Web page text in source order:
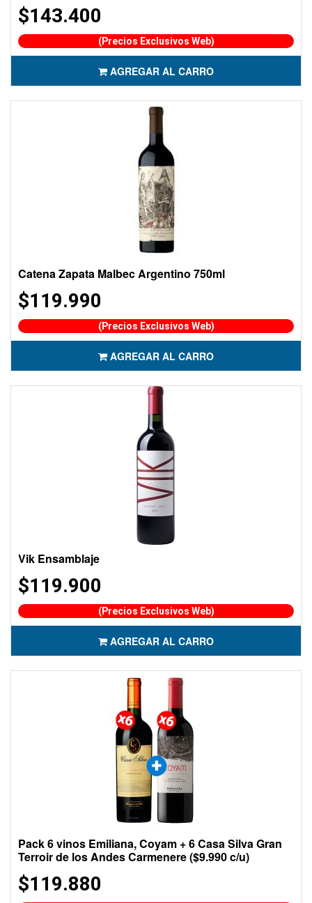
$143.400
(Precios Exclusivos Web)
AGREGAR AL CARRO
Catena Zapata Malbec Argentino 750ml
$119.990
(Precios Exclusivos Web)
AGREGAR AL CARRO
Vik Ensamblaje
$119.900
(Precios Exclusivos Web)
AGREGAR AL CARRO
Pack 6 vinos Emiliana, Coyam + 6 Casa Silva Gran
Terroir de los Andes Carmenere ($9.990 c/u)
$119.880